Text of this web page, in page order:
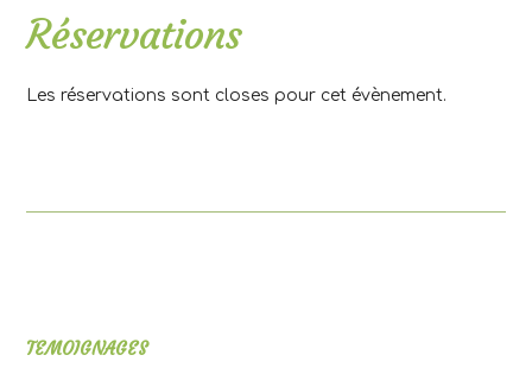
Réservations
Les réservations sont closes pour cet évènement.
TEMOIGNAGES